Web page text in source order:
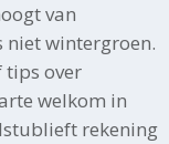
van
niet wintergroen.
tips over
welkom in
rekening